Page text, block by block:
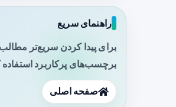
راهنمای سریع
برای پیدا کردن سریع‌تر
برچسب‌های پرکاربرد استفاده
صفحه اصلی